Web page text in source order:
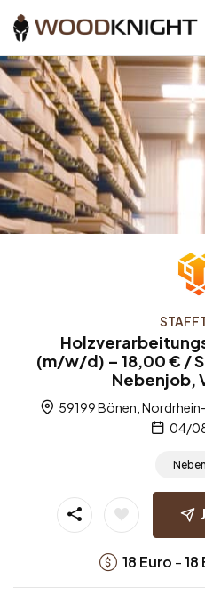
(m/w/d) – 18,00 € /
Nebenjob,
59199 Bönen,
04/
18 Euro -18